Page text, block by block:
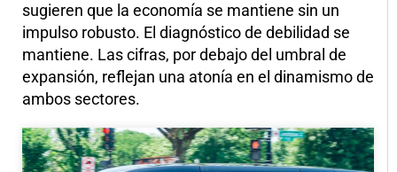
sugieren que la economía se mantiene sin un
impulso robusto. El diagnóstico de debilidad se
mantiene. Las cifras, por debajo del umbral de
expansión, reflejan una atonía en el dinamismo de
ambos sectores.